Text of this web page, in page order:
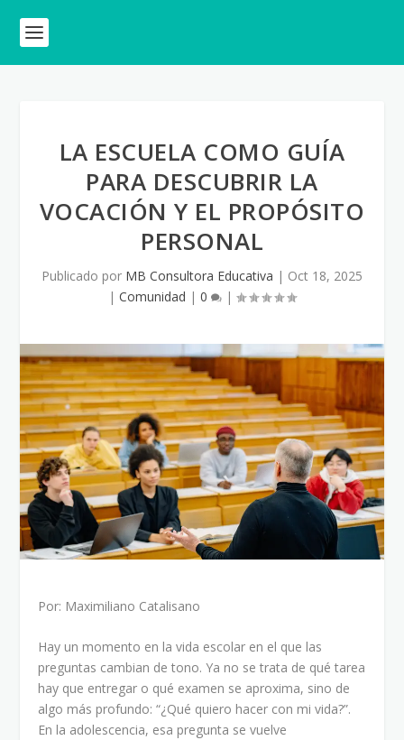
LA ESCUELA COMO GUÍA
PARA DESCUBRIR LA
VOCACIÓN Y EL PROPÓSITO
PERSONAL
Publicado por MB Consultora Educativa | Oct 18, 2025
| Comunidad | 0 |
Por: Maximiliano Catalisano
Hay un momento en la vida escolar en el que las
preguntas cambian de tono. Ya no se trata de qué tarea
hay que entregar o qué examen se aproxima, sino de
algo más profundo: “¿Qué quiero hacer con mi vida?”.
En la adolescencia, esa pregunta se vuelve